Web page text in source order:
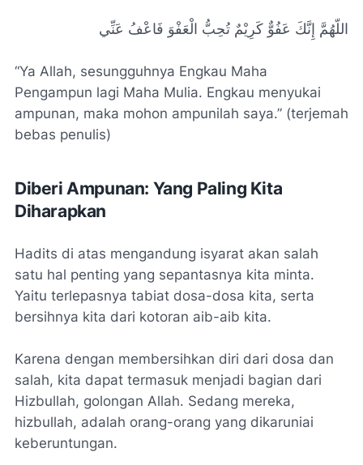
اللّهُمَّ إِنَّكَ عَفُوٌّ كَرِيْمٌ تُحِبُّ الْعَفْوَ فَاعْفُ عَنِّي
“Ya Allah, sesungguhnya Engkau Maha
Pengampun lagi Maha Mulia. Engkau menyukai
ampunan, maka mohon ampunilah saya.” (terjemah
bebas penulis)
Diberi Ampunan: Yang Paling Kita
Diharapkan
Hadits di atas mengandung isyarat akan salah
satu hal penting yang sepantasnya kita minta.
Yaitu terlepasnya tabiat dosa-dosa kita, serta
bersihnya kita dari kotoran aib-aib kita.
Karena dengan membersihkan diri dari dosa dan
salah, kita dapat termasuk menjadi bagian dari
Hizbullah, golongan Allah. Sedang mereka,
hizbullah, adalah orang-orang yang dikaruniai
keberuntungan.